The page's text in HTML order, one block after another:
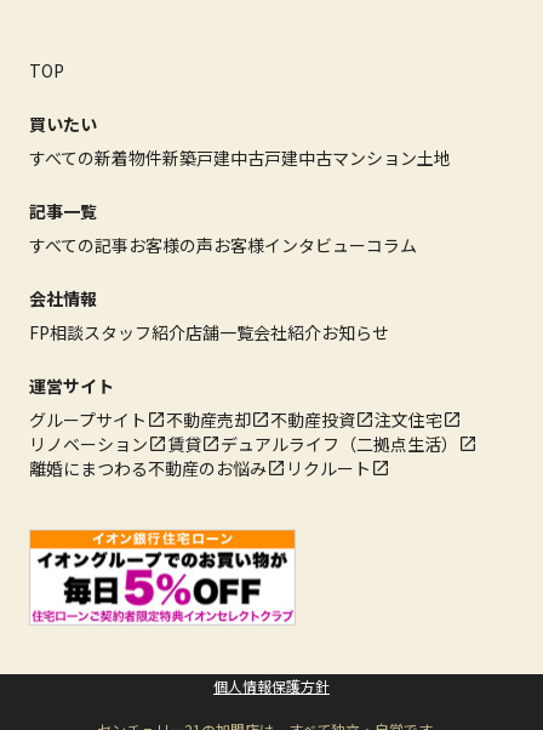
TOP
買いたい
すべての新着物件新築戸建中古戸建中古マンション土地
記事一覧
すべての記事お客様の声お客様インタビューコラム
会社情報
FP相談スタッフ紹介店舗一覧会社紹介お知らせ
運営サイト
グループサイト
不動産売却 不動産投資
注文住宅
リノベーション
賃貸
デュアルライフ（二拠点生活）
離婚にまつわる不動産のお悩み
リクルート
個人情報保護方針